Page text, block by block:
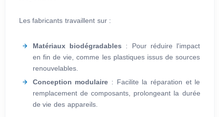
Les fabricants travaillent sur :
Matériaux biodégradables : Pour réduire l'impact
en fin de vie, comme les plastiques issus de sources
renouvelables.
Conception modulaire : Facilite la réparation et le
remplacement de composants, prolongeant la durée
de vie des appareils.